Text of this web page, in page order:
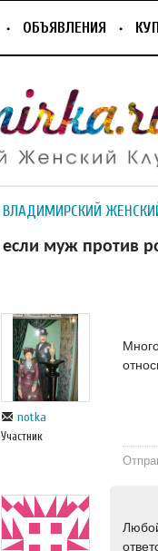
ОБЪЯВЛЕНИЯ
ВЛАДИМИРСКИЙ
если муж против
notka
Участник